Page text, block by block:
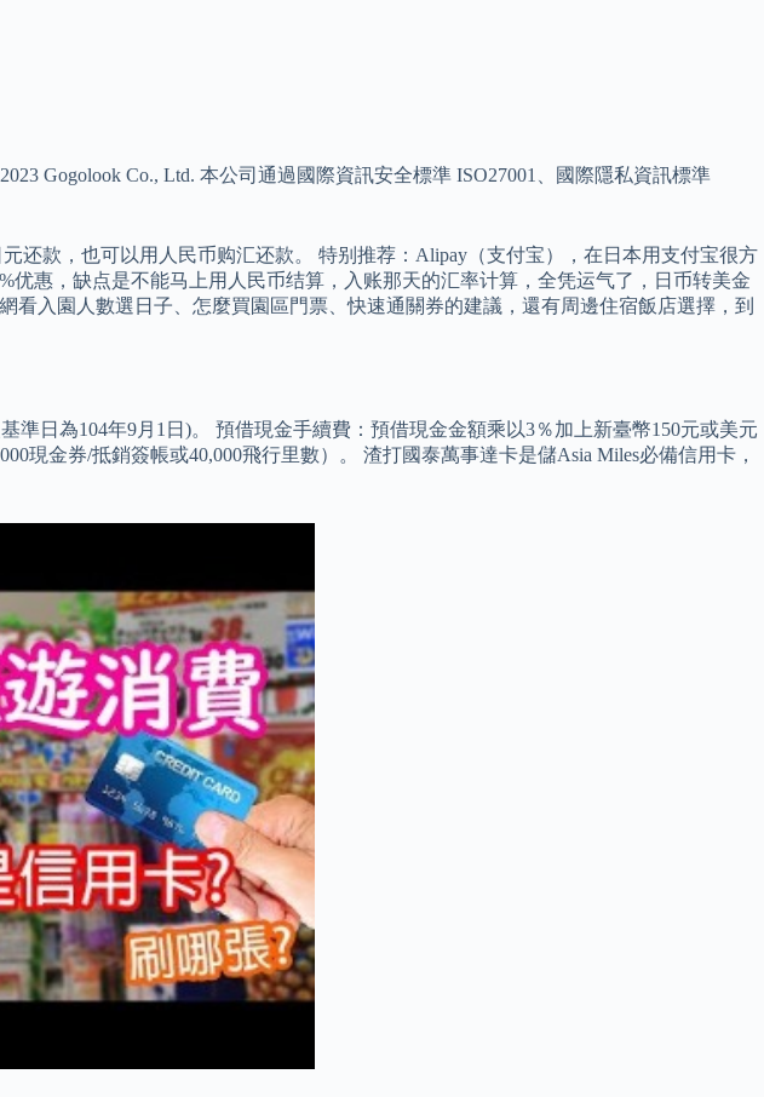
Gogolook Co., Ltd. 本公司通過國際資訊安全標準 ISO27001、國際隱私資訊標準
还款，也可以用人民币购汇还款。 特别推荐：Alipay（支付宝），在日本用支付宝很方
惠，缺点是不能马上用人民币结算，入账那天的汇率计算，全凭运气了，日币转美金
入園人數選日子、怎麼買園區門票、快速通關券的建議，還有周邊住宿飯店選擇，到
日為104年9月1日)。 預借現金手續費：預借現金金額乘以3％加上新臺幣150元或美元
現金券/抵銷簽帳或40,000飛行里數）。 渣打國泰萬事達卡是儲Asia Miles必備信用卡，